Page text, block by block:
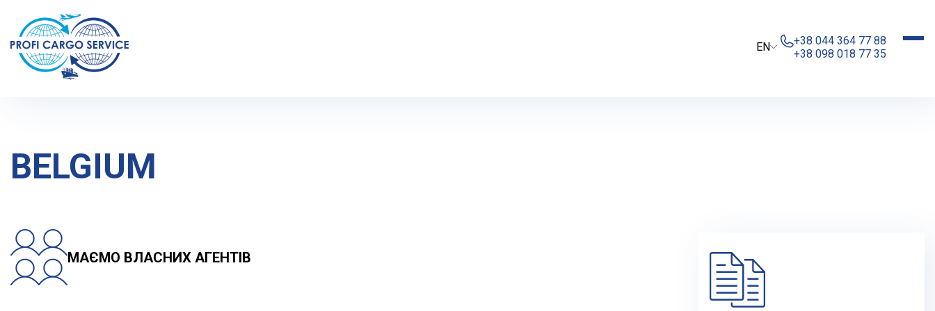
EN
+38 044 364 77 88
+38 098 018 77 35
Home Geography of transportation
BELGIUM
МАЄМО ВЛАСНИХ АГЕНТІВ